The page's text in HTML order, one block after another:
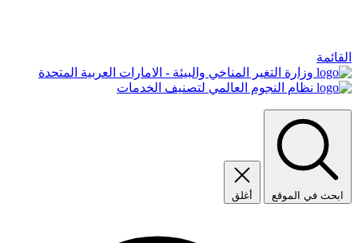
القائمة
وزارة التغير المناخي والبيئة - الامارات العربية المتحدة
نظام النجوم العالمي لتصنيف الخدمات
ابحث في الموقع أغلق